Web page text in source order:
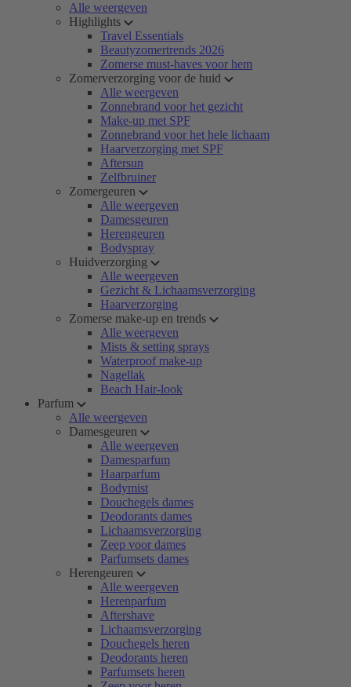
Alle weergeven
Highlights
Travel Essentials
Beautyzomertrends 2026
Zomerse must-haves voor hem
Zomerverzorging voor de huid
Alle weergeven
Zonnebrand voor het gezicht
Make-up met SPF
Zonnebrand voor het hele lichaam
Haarverzorging met SPF
Aftersun
Zelfbruiner
Zomergeuren
Alle weergeven
Damesgeuren
Herengeuren
Bodyspray
Huidverzorging
Alle weergeven
Gezicht & Lichaamsverzorging
Haarverzorging
Zomerse make-up en trends
Alle weergeven
Mists & setting sprays
Waterproof make-up
Nagellak
Beach Hair-look
Parfum
Alle weergeven
Damesgeuren
Alle weergeven
Damesparfum
Haarparfum
Bodymist
Douchegels dames
Deodorants dames
Lichaamsverzorging
Zeep voor dames
Parfumsets dames
Herengeuren
Alle weergeven
Herenparfum
Aftershave
Lichaamsverzorging
Douchegels heren
Deodorants heren
Parfumsets heren